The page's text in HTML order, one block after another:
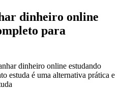
dinheiro online
para
dinheiro online estudando
estuda é uma alternativa prática e